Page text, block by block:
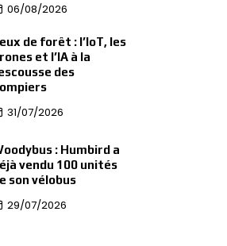
06/08/2026
de forêt : l’IoT, les
et l’IA à la
des
31/07/2026
: Humbird a
vendu 100 unités
son vélobus
29/07/2026